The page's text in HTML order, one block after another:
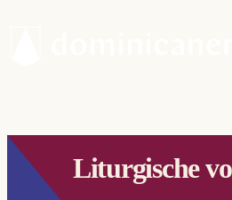
Liturgische